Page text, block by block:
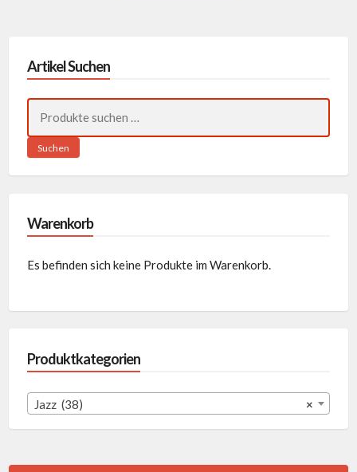
Artikel Suchen
nach:
Suchen
Warenkorb
Es befinden sich keine Produkte im Warenkorb.
Produktkategorien
×
Jazz (38)